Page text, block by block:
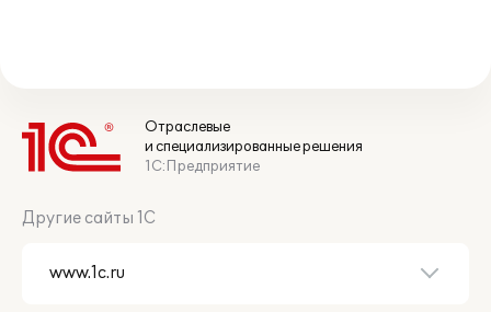
Отраслевые
и специализированные решения
1С:Предприятие
Другие сайты 1С